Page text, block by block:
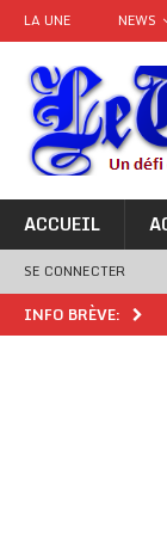
LA UNE NEWS
ACCUEIL
SE CONNECTER
INFO BRÈVE: